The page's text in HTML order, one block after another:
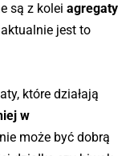
są z kolei agregaty
jest to
które działają
w
może być dobrą